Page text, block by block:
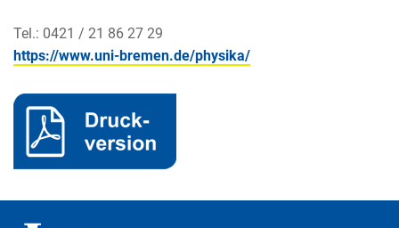
Tel.: 0421 / 21 86 27 29
https://www.uni-bremen.de/physika/